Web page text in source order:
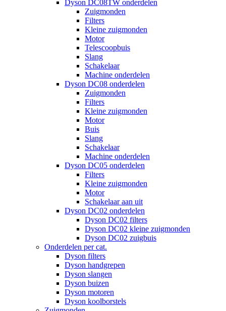
Dyson DC08TW onderdelen
Zuigmonden
Filters
Kleine zuigmonden
Motor
Telescoopbuis
Slang
Schakelaar
Machine onderdelen
Dyson DC08 onderdelen
Zuigmonden
Filters
Kleine zuigmonden
Motor
Buis
Slang
Schakelaar
Machine onderdelen
Dyson DC05 onderdelen
Filters
Kleine zuigmonden
Motor
Schakelaar aan uit
Dyson DC02 onderdelen
Dyson DC02 filters
Dyson DC02 kleine zuigmonden
Dyson DC02 zuigbuis
Onderdelen per cat.
Dyson filters
Dyson handgrepen
Dyson slangen
Dyson buizen
Dyson motoren
Dyson koolborstels